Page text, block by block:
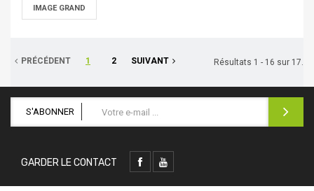
IMAGE GRAND
PRÉCÉDENT 1 2 SUIVANT Résultats 1 - 16 sur 17.
S'ABONNER
GARDER LE CONTACT